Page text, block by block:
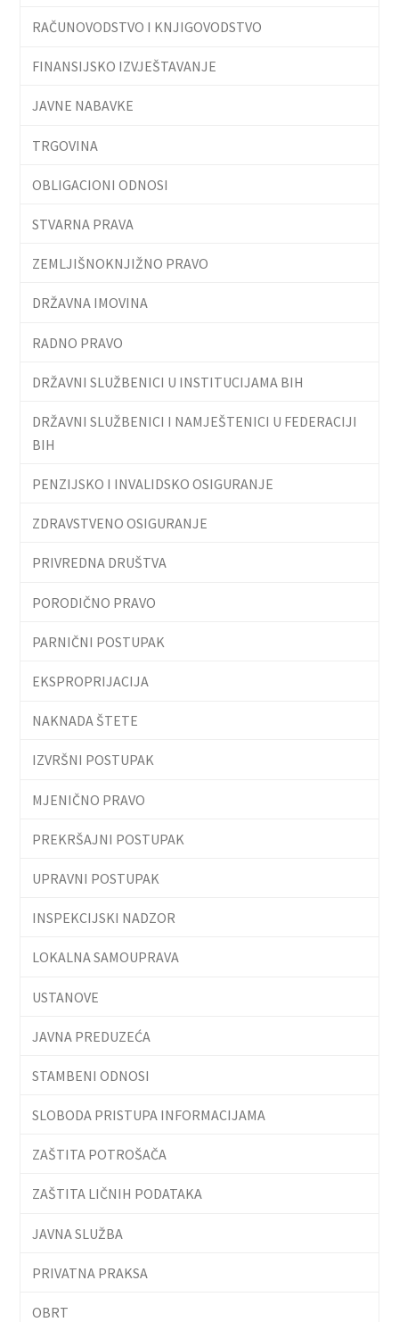
RAČUNOVODSTVO I KNJIGOVODSTVO
FINANSIJSKO IZVJEŠTAVANJE
JAVNE NABAVKE
TRGOVINA
OBLIGACIONI ODNOSI
STVARNA PRAVA
ZEMLJIŠNOKNJIŽNO PRAVO
DRŽAVNA IMOVINA
RADNO PRAVO
DRŽAVNI SLUŽBENICI U INSTITUCIJAMA BIH
DRŽAVNI SLUŽBENICI I NAMJEŠTENICI U FEDERACIJI
BIH
PENZIJSKO I INVALIDSKO OSIGURANJE
ZDRAVSTVENO OSIGURANJE
PRIVREDNA DRUŠTVA
PORODIČNO PRAVO
PARNIČNI POSTUPAK
EKSPROPRIJACIJA
NAKNADA ŠTETE
IZVRŠNI POSTUPAK
MJENIČNO PRAVO
PREKRŠAJNI POSTUPAK
UPRAVNI POSTUPAK
INSPEKCIJSKI NADZOR
LOKALNA SAMOUPRAVA
USTANOVE
JAVNA PREDUZEĆA
STAMBENI ODNOSI
SLOBODA PRISTUPA INFORMACIJAMA
ZAŠTITA POTROŠAČA
ZAŠTITA LIČNIH PODATAKA
JAVNA SLUŽBA
PRIVATNA PRAKSA
OBRT